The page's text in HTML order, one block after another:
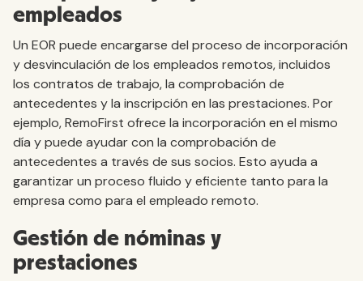
empleados
Un EOR puede encargarse del proceso de incorporación
y desvinculación de los empleados remotos, incluidos
los contratos de trabajo, la comprobación de
antecedentes y la inscripción en las prestaciones. Por
ejemplo, RemoFirst ofrece la incorporación en el mismo
día y puede ayudar con la comprobación de
antecedentes a través de sus socios. Esto ayuda a
garantizar un proceso fluido y eficiente tanto para la
empresa como para el empleado remoto.
Gestión de nóminas y
prestaciones